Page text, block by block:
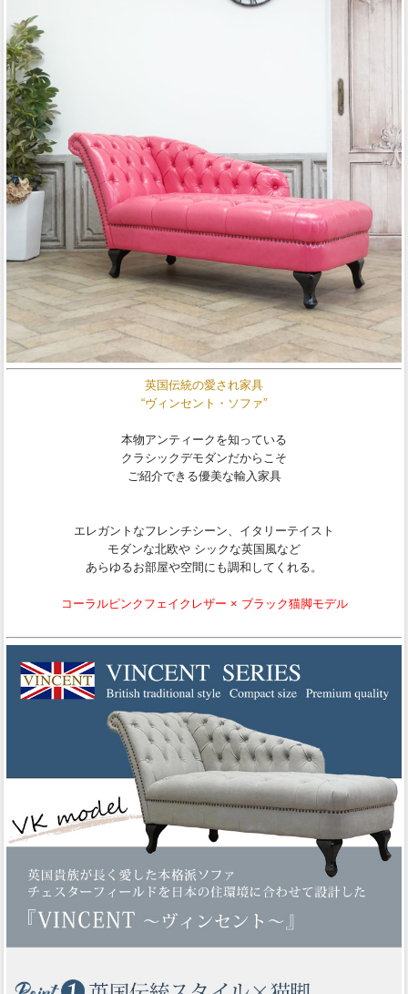
英国伝統の愛され家具
“ヴィンセント・ソファ”
本物アンティークを知っている
クラシックデモダンだからこそ
ご紹介できる優美な輸入家具
エレガントなフレンチシーン、イタリーテイスト
モダンな北欧や シックな英国風など
あらゆるお部屋や空間にも調和してくれる。
コーラルピンクフェイクレザー × ブラック猫脚モデル